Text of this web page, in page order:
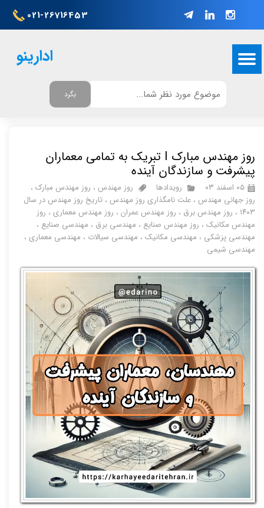
021-26716453
ادارینو
بگرد
روز مهندس مبارک I تبریک به تمامی معماران
پیشرفت و سازندگان آینده
۰۵ اسفند ۰۳ رویدادها روز مهندس ، روز مهندس مبارک ،
روز جهانی مهندس ،علت نامگذاری روز مهندس ،تاریخ روز مهندس در سال
۱۴۰۳ ، روز مهندس برق ، روز مهندس عمران ، روز مهندس معماری ، روز
مهندس مکانیک ، روز مهندس صنایع ، مهندسی برق ، مهندسی صنایع ،
مهندسی پزشکی ، مهندسی مکانیک ، مهندسی سیالات ، مهندسی معماری ،
مهندسی شیمی